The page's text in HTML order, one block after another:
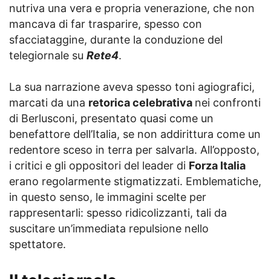
nutriva una vera e propria venerazione, che non
mancava di far trasparire, spesso con
sfacciataggine, durante la conduzione del
telegiornale su Rete4.
La sua narrazione aveva spesso toni agiografici,
marcati da una retorica celebrativa nei confronti
di Berlusconi, presentato quasi come un
benefattore dell’Italia, se non addirittura come un
redentore sceso in terra per salvarla. All’opposto,
i critici e gli oppositori del leader di Forza Italia
erano regolarmente stigmatizzati. Emblematiche,
in questo senso, le immagini scelte per
rappresentarli: spesso ridicolizzanti, tali da
suscitare un’immediata repulsione nello
spettatore.